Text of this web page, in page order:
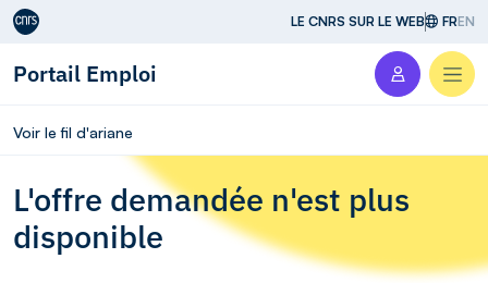
Aller au contenu LE CNRS SUR LE WEB FREN
Portail Emploi
Voir le fil d'ariane
L'offre demandée n'est plus
disponible